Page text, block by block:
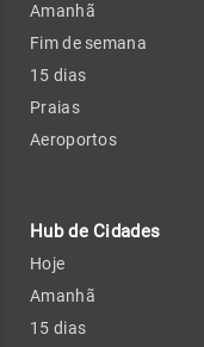
Amanhã
Fim de semana
15 dias
Praias
Aeroportos
Hub de Cidades
Hoje
Amanhã
15 dias